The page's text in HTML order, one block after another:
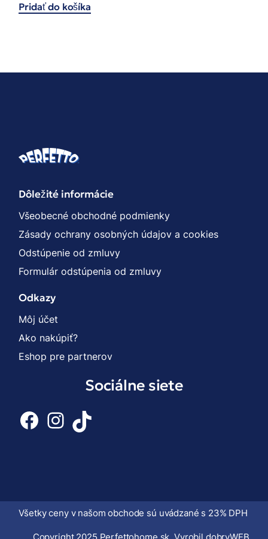
Pridať do košíka
Dôležité informácie
Všeobecné obchodné podmienky
Zásady ochrany osobných údajov a cookies
Odstúpenie od zmluvy
Formulár odstúpenia od zmluvy
Odkazy
Môj účet
Ako nakúpiť?
Eshop pre partnerov
Sociálne siete
Facebook
Instagram
TikTok
Všetky ceny v našom obchode sú uvádzané s 23% DPH